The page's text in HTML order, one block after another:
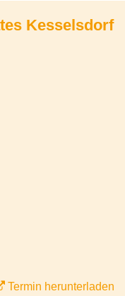
Kesselsdorf
Termin herunterladen